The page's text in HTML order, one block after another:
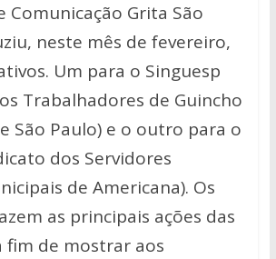
itt
er
p
y
Li
n
k
ar
e
Comunicação Grita São
neste mês de fevereiro,
Um para o Singuesp
Trabalhadores de Guincho
São Paulo) e o outro para o
dos Servidores
de Americana). Os
as principais ações das
fim de mostrar aos